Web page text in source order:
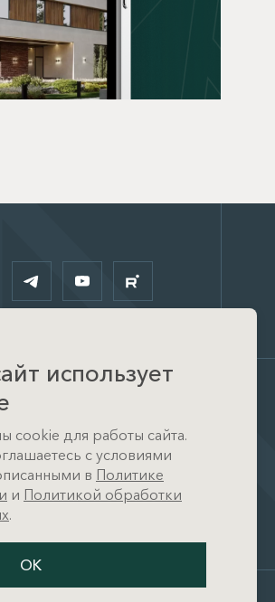
ул.
Райта, д. 1 (КП
Истра)
использует
cookie для работы сайта.
с условиями
в Политике
и Политикой обработки
.
ОК